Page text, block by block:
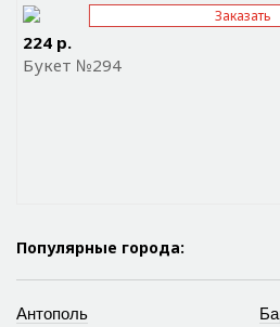
Заказать
224 р.
Букет №294
Популярные города:
Антополь